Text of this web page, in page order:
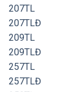
207TL
207TLĐ
209TL
209TLĐ
257TL
257TLĐ